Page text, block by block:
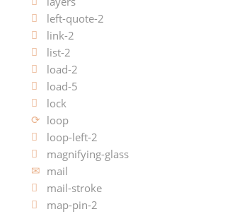
left-quote-2
link-2
list-2
load-2
load-5
lock
loop
loop-left-2
magnifying-glass
mail
mail-stroke
map-pin-2